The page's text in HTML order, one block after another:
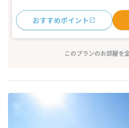
おすすめポイント
このプランのお部屋を